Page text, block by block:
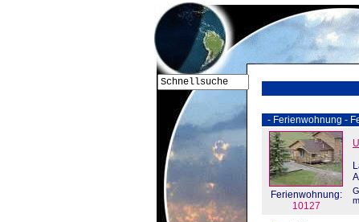
- Ferienwohnung -
Ferienwohnung:
10127